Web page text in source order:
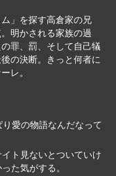
」を探す高倉家の兄
明かされる家族の過
罪、罰、そして自己犠
の決断。きっと何者に
レ。
愛の物語なんだなって
ト見ないとついていけ
た気がする。